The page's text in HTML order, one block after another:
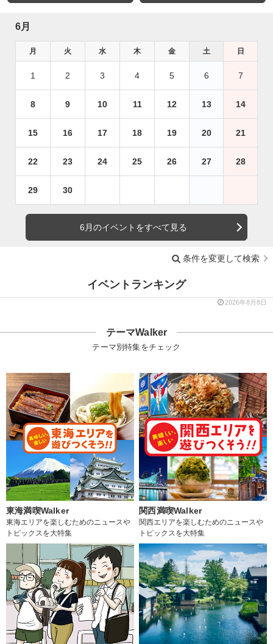
6月
月 火 水 木 金 土 日
1 2 3 4 5 6 7
8 9 10 11 12 13 14
15 16 17 18 19 20 21
22 23 24 25 26 27 28
29 30
6月のイベントをすべて見る
条件を変更して検索
イベントランキング
2026年8月8日
テーマWalker
テーマ別特集をチェック
東海満喫Walker
東海エリアを楽しむためのニュースや
トピックスを大特集
関西満喫Walker
関西エリアを楽しむためのニュースや
トピックスを大特集